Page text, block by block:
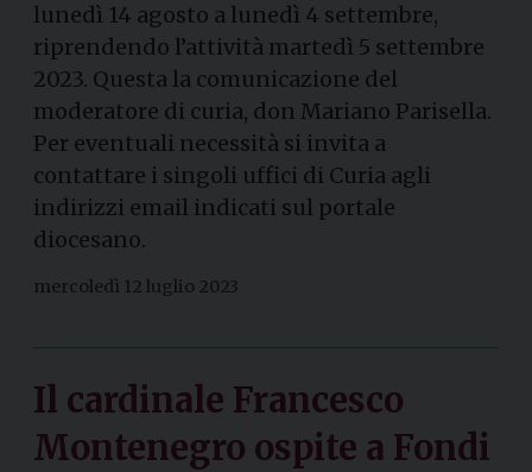
lunedì 14 agosto a lunedì 4 settembre,
riprendendo l’attività martedì 5 settembre
2023. Questa la comunicazione del
moderatore di curia, don Mariano Parisella.
Per eventuali necessità si invita a
contattare i singoli uffici di Curia agli
indirizzi email indicati sul portale
diocesano.
mercoledì 12 luglio 2023
Il cardinale Francesco
Montenegro ospite a Fondi